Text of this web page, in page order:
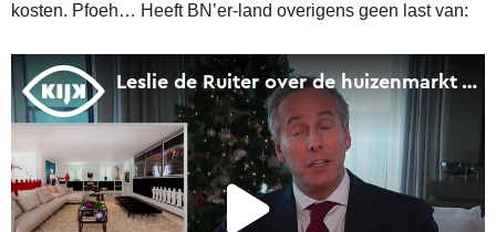
kosten. Pfoeh… Heeft BN’er-land overigens geen last van: